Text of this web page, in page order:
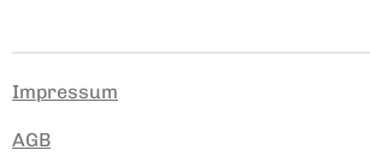
Impressum
AGB